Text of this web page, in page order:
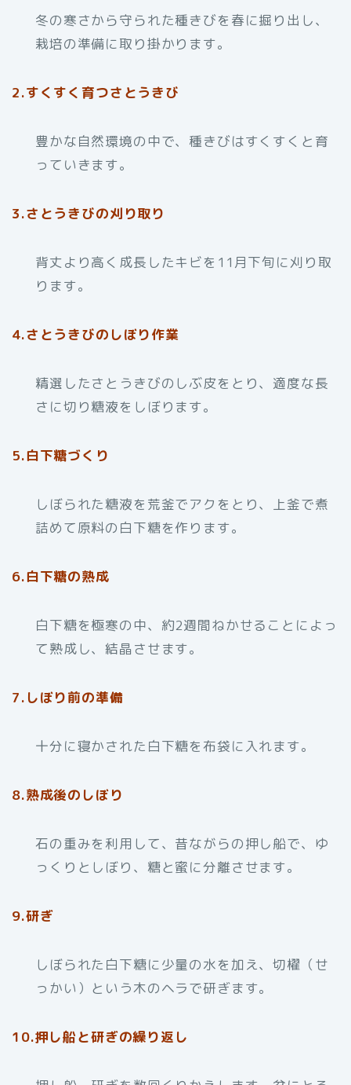
冬の寒さから守られた種きびを春に掘り出し、
栽培の準備に取り掛かります。
2.すくすく育つさとうきび
豊かな自然環境の中で、種きびはすくすくと育
っていきます。
3.さとうきびの刈り取り
背丈より高く成長したキビを11月下旬に刈り取
ります。
4.さとうきびのしぼり作業
精選したさとうきびのしぶ皮をとり、適度な長
さに切り糖液をしぼります。
5.白下糖づくり
しぼられた糖液を荒釜でアクをとり、上釜で煮
詰めて原料の白下糖を作ります。
6.白下糖の熟成
白下糖を極寒の中、約2週間ねかせることによっ
て熟成し、結晶させます。
7.しぼり前の準備
十分に寝かされた白下糖を布袋に入れます。
8.熟成後のしぼり
石の重みを利用して、昔ながらの押し船で、ゆ
っくりとしぼり、糖と蜜に分離させます。
9.研ぎ
しぼられた白下糖に少量の水を加え、切櫂（せ
っかい）という木のヘラで研ぎます。
10.押し船と研ぎの繰り返し